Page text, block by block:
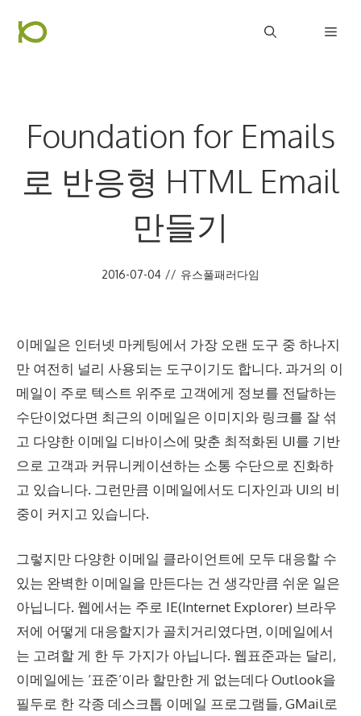
Foundation for Emails
로 반응형 HTML Email
만들기
2016-07-04 // 유스풀패러다임
이메일은 인터넷 마케팅에서 가장 오랜 도구 중 하나지
만 여전히 널리 사용되는 도구이기도 합니다. 과거의 이
메일이 주로 텍스트 위주로 고객에게 정보를 전달하는
수단이었다면 최근의 이메일은 이미지와 링크를 잘 섞
고 다양한 이메일 디바이스에 맞춘 최적화된 UI를 기반
으로 고객과 커뮤니케이션하는 소통 수단으로 진화하
고 있습니다. 그런만큼 이메일에서도 디자인과 UI의 비
중이 커지고 있습니다.
그렇지만 다양한 이메일 클라이언트에 모두 대응할 수
있는 완벽한 이메일을 만든다는 건 생각만큼 쉬운 일은
아닙니다. 웹에서는 주로 IE(Internet Explorer) 브라우
저에 어떻게 대응할지가 골치거리였다면, 이메일에서
는 고려할 게 한 두 가지가 아닙니다. 웹표준과는 달리,
이메일에는 ‘표준’이라 할만한 게 없는데다 Outlook을
필두로 한 각종 데스크톱 이메일 프로그램들, GMail로